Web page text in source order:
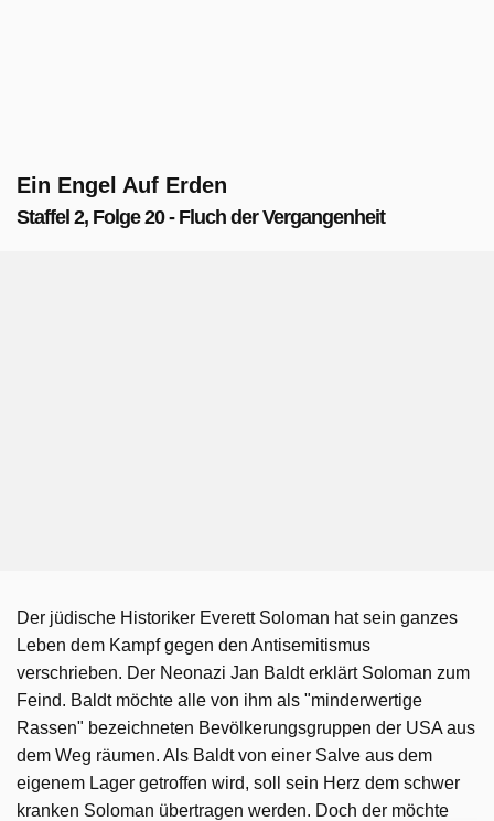
Ein Engel Auf Erden
Staffel 2, Folge 20 - Fluch der Vergangenheit
Der jüdische Historiker Everett Soloman hat sein ganzes
Leben dem Kampf gegen den Antisemitismus
verschrieben. Der Neonazi Jan Baldt erklärt Soloman zum
Feind. Baldt möchte alle von ihm als "minderwertige
Rassen" bezeichneten Bevölkerungsgruppen der USA aus
dem Weg räumen. Als Baldt von einer Salve aus dem
eigenem Lager getroffen wird, soll sein Herz dem schwer
kranken Soloman übertragen werden. Doch der möchte